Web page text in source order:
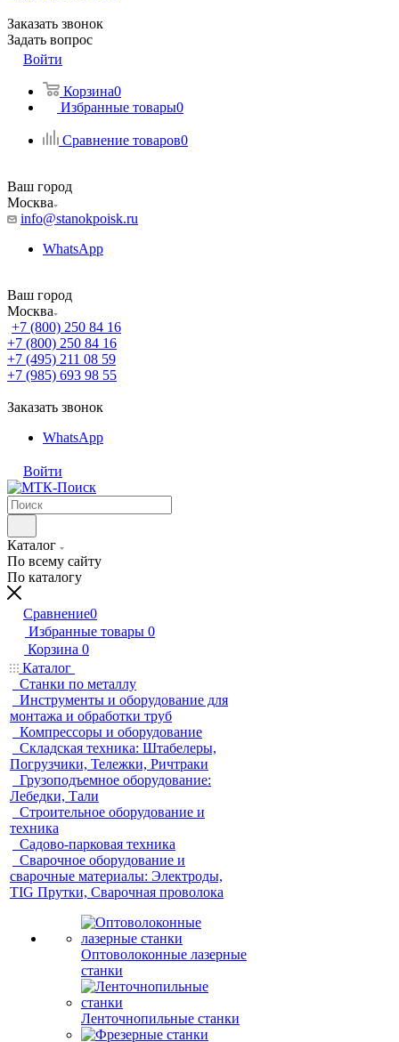
Заказать звонок
Задать вопрос
Войти
Корзина0
Избранные товары0
Сравнение товаров0
Ваш город
Москва
info@stanokpoisk.ru
WhatsApp
Ваш город
Москва
+7 (800) 250 84 16
+7 (800) 250 84 16
+7 (495) 211 08 59
+7 (985) 693 98 55
Заказать звонок
WhatsApp
Войти
Каталог
По всему сайту
По каталогу
Сравнение0
Избранные товары 0
Корзина 0
Каталог
Станки по металлу
Инструменты и оборудование для
монтажа и обработки труб
Компрессоры и оборудование
Складская техника: Штабелеры,
Погрузчики, Тележки, Ричтраки
Грузоподъемное оборудование:
Лебедки, Тали
Строительное оборудование и
техника
Садово-парковая техника
Сварочное оборудование и
сварочные материалы: Электроды,
TIG Прутки, Сварочная проволока
Оптоволоконные лазерные
станки
Ленточнопильные станки